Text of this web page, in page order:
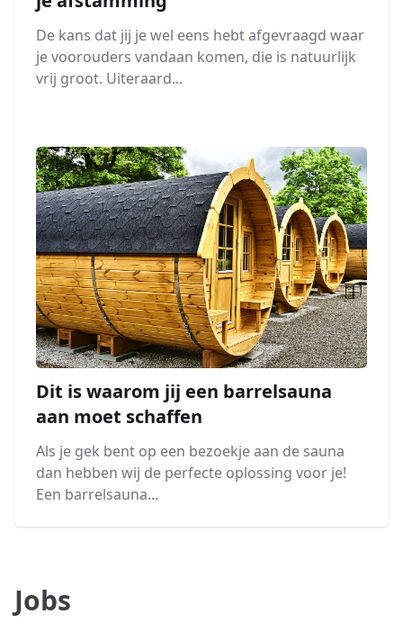
De kans dat jij je wel eens hebt afgevraagd waar
je voorouders vandaan komen, die is natuurlijk
vrij groot. Uiteraard...
Dit is waarom jij een barrelsauna
aan moet schaffen
Als je gek bent op een bezoekje aan de sauna
dan hebben wij de perfecte oplossing voor je!
Een barrelsauna...
Jobs